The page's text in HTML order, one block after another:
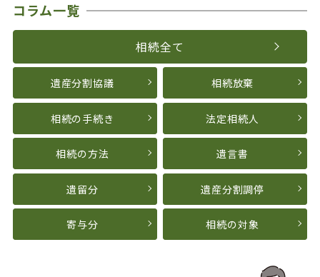
コラム一覧
相続全て
遺産分割協議 相続放棄
相続の手続き 法定相続人
相続の方法 遺言書
遺留分 遺産分割調停
寄与分 相続の対象